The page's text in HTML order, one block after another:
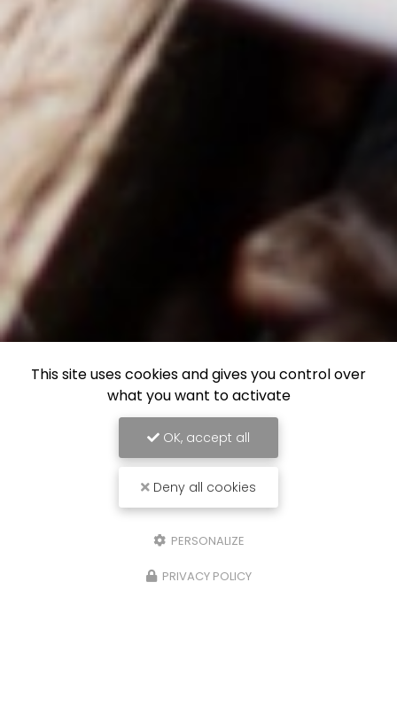
This site uses cookies and gives you control over
what you want to activate
OK, accept all
Deny all cookies
PERSONALIZE
PRIVACY POLICY